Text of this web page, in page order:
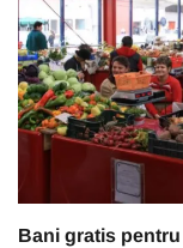
Bani gratis